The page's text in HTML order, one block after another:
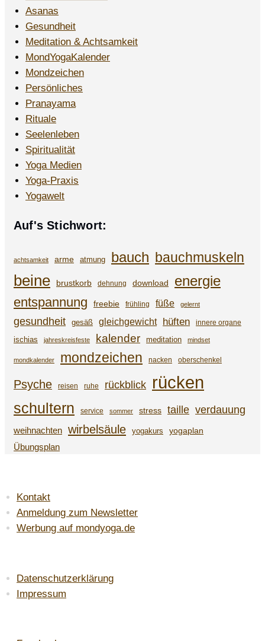
Asanas
Gesundheit
Meditation & Achtsamkeit
MondYogaKalender
Mondzeichen
Persönliches
Pranayama
Rituale
Seelenleben
Spiritualität
Yoga Medien
Yoga-Praxis
Yogawelt
Auf's Stichwort:
achtsamkeit arme atmung bauch bauchmuskeln
beine brustkorb dehnung download energie
entspannung freebie frühling füße gelernt
gesundheit gesäß gleichgewicht hüften innere organe
ischias jahreskreisfeste kalender meditation mindset
mondkalender mondzeichen nacken oberschenkel
Psyche reisen ruhe rückblick rücken
schultern service sommer stress taille verdauung
weihnachten wirbelsäule yogakurs yogaplan
Übungsplan
Kontakt
Anmeldung zum Newsletter
Werbung auf mondyoga.de
Datenschutzerklärung
Impressum